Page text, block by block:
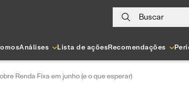
Buscar
Análises Lista de açõesRecomendações
Renda Fixa em junho (e o que esperar)